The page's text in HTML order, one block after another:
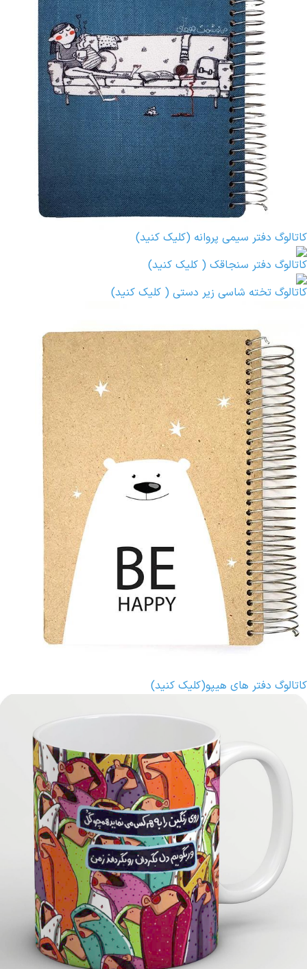
کاتالوگ دفتر سیمی پروانه (کلیک کنید)
کاتالوگ دفتر سنجاقک ( کلیک کنید)
کاتالوگ تخته شاسی زیر دستی ( کلیک کنید)
کاتالوگ دفتر های هیپو(کلیک کنید)